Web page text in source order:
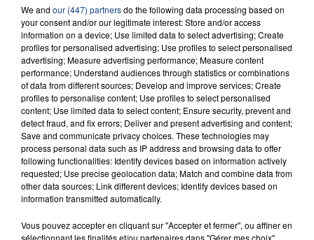
D'AUTRES JEUX
29 août 2025
LE MOT CASH !
We and our (447) partnersdo the following data processing based on
your consent and/or our legitimate interest: Store and/or access
information on a device; Use limited data to select advertising; Create
profiles for personalised advertising; Use profiles to select personalised
advertising; Measure advertising performance; Measure content
performance; Understand audiences through statistics or combinations
of data from different sources; Develop and improve services; Create
profiles to personalise content; Use profiles to select personalised
content; Use limited data to select content; Ensure security, prevent and
detect fraud, and fix errors; Deliver and present advertising and content;
Save and communicate privacy choices. These technologies may
process personal data such as IP address and browsing data to offer
following functionalities: Identify devices based on information actively
requested; Use precise geolocation data; Match and combine data from
other data sources; Link different devices; Identify devices based on
information transmitted automatically.
Vous pouvez accepter en cliquant sur "Accepter et fermer", ou affiner en
sélectionnant les finalités et/ou partenaires dans "Gérer mes choix".